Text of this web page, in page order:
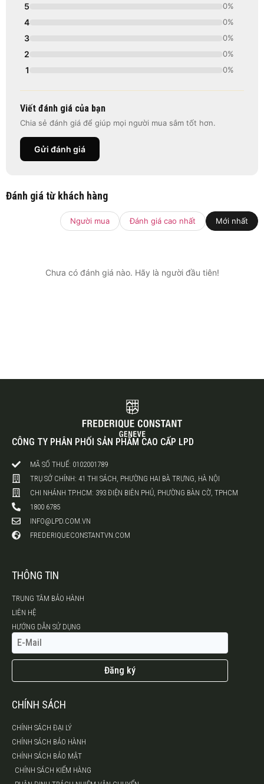
5 0%
4 0%
3 0%
2 0%
1 0%
Viết đánh giá của bạn
Chia sẻ đánh giá để giúp mọi người mua sắm tốt hơn.
Gửi đánh giá
Đánh giá từ khách hàng
Người mua Đánh giá cao nhất Mới nhất
Chưa có đánh giá nào. Hãy là người đầu tiên!
CÔNG TY PHÂN PHỐI SẢN PHẨM CAO CẤP LPD
MÃ SỐ THUẾ: 0102001789
TRỤ SỞ CHÍNH: 41 THI SÁCH, PHƯỜNG HAI BÀ TRƯNG, HÀ NỘI
CHI NHÁNH TP.HCM: 393 ĐIỆN BIÊN PHỦ, PHƯỜNG BÀN CỜ, TPHCM
1800 6785
INFO@LPD.COM.VN
FREDERIQUECONSTANTVN.COM
THÔNG TIN
TRUNG TÂM BẢO HÀNH
LIÊN HỆ
HƯỚNG DẪN SỬ DỤNG
Đăng ký
CHÍNH SÁCH
CHÍNH SÁCH ĐẠI LÝ
CHÍNH SÁCH BẢO HÀNH
CHÍNH SÁCH BẢO MẬT
CHÍNH SÁCH KIỂM HÀNG